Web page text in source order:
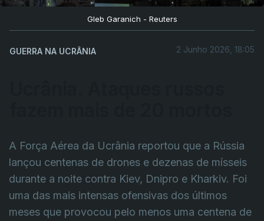
Gleb Garanich - Reuters
GUERRA NA UCRÂNIA 2 Junho 2026, 18:05
A Força Aérea da Ucrânia reportou que a Rússia
lançou centenas de drones e dezenas de mísseis
durante a noite contra Kiev, Dnipro e Kharkiv. Foi
uma das mais intensas ofensivas dos últimos
meses que provocou pelo menos uma centena de